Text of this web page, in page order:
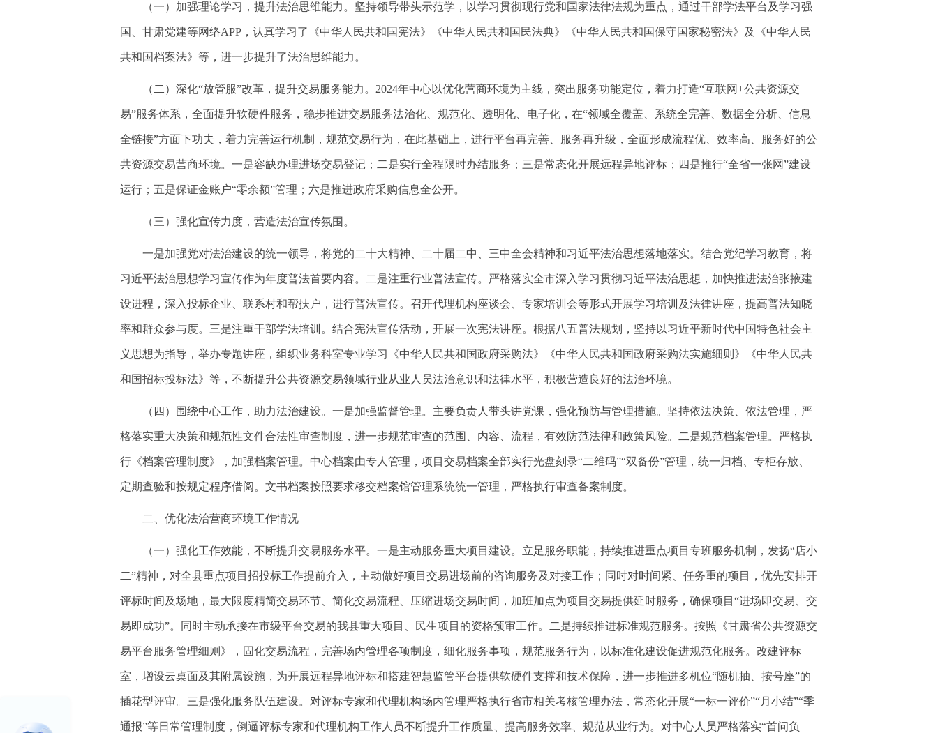
（一）加强理论学习，提升法治思维能力。坚持领导带头示范学，以学习贯彻现行党和国家法律法规为重点，通过干部学法平台及学习强
国、甘肃党建等网络APP，认真学习了《中华人民共和国宪法》《中华人民共和国民法典》《中华人民共和国保守国家秘密法》及《中华人民
共和国档案法》等，进一步提升了法治思维能力。
（二）深化“放管服”改革，提升交易服务能力。2024年中心以优化营商环境为主线，突出服务功能定位，着力打造“互联网+公共资源交
易”服务体系，全面提升软硬件服务，稳步推进交易服务法治化、规范化、透明化、电子化，在“领域全覆盖、系统全完善、数据全分析、信息
全链接”方面下功夫，着力完善运行机制，规范交易行为，在此基础上，进行平台再完善、服务再升级，全面形成流程优、效率高、服务好的公
共资源交易营商环境。一是容缺办理进场交易登记；二是实行全程限时办结服务；三是常态化开展远程异地评标；四是推行“全省一张网”建设
运行；五是保证金账户“零余额”管理；六是推进政府采购信息全公开。
（三）强化宣传力度，营造法治宣传氛围。
一是加强党对法治建设的统一领导，将党的二十大精神、二十届二中、三中全会精神和习近平法治思想落地落实。结合党纪学习教育，将
习近平法治思想学习宣传作为年度普法首要内容。二是注重行业普法宣传。严格落实全市深入学习贯彻习近平法治思想，加快推进法治张掖建
设进程，深入投标企业、联系村和帮扶户，进行普法宣传。召开代理机构座谈会、专家培训会等形式开展学习培训及法律讲座，提高普法知晓
率和群众参与度。三是注重干部学法培训。结合宪法宣传活动，开展一次宪法讲座。根据八五普法规划，坚持以习近平新时代中国特色社会主
义思想为指导，举办专题讲座，组织业务科室专业学习《中华人民共和国政府采购法》《中华人民共和国政府采购法实施细则》《中华人民共
和国招标投标法》等，不断提升公共资源交易领域行业从业人员法治意识和法律水平，积极营造良好的法治环境。
（四）围绕中心工作，助力法治建设。一是加强监督管理。主要负责人带头讲党课，强化预防与管理措施。坚持依法决策、依法管理，严
格落实重大决策和规范性文件合法性审查制度，进一步规范审查的范围、内容、流程，有效防范法律和政策风险。二是规范档案管理。严格执
行《档案管理制度》，加强档案管理。中心档案由专人管理，项目交易档案全部实行光盘刻录“二维码”“双备份”管理，统一归档、专柜存放、
定期查验和按规定程序借阅。文书档案按照要求移交档案馆管理系统统一管理，严格执行审查备案制度。
二、优化法治营商环境工作情况
（一）强化工作效能，不断提升交易服务水平。一是主动服务重大项目建设。立足服务职能，持续推进重点项目专班服务机制，发扬“店小
二”精神，对全县重点项目招投标工作提前介入，主动做好项目交易进场前的咨询服务及对接工作；同时对时间紧、任务重的项目，优先安排开
评标时间及场地，最大限度精简交易环节、简化交易流程、压缩进场交易时间，加班加点为项目交易提供延时服务，确保项目“进场即交易、交
易即成功”。同时主动承接在市级平台交易的我县重大项目、民生项目的资格预审工作。二是持续推进标准规范服务。按照《甘肃省公共资源交
易平台服务管理细则》，固化交易流程，完善场内管理各项制度，细化服务事项，规范服务行为，以标准化建设促进规范化服务。改建评标
室，增设云桌面及其附属设施，为开展远程异地评标和搭建智慧监管平台提供软硬件支撑和技术保障，进一步推进多机位“随机抽、按号座”的
插花型评审。三是强化服务队伍建设。对评标专家和代理机构场内管理严格执行省市相关考核管理办法，常态化开展“一标一评价”“月小结”“季
通报”等日常管理制度，倒逼评标专家和代理机构工作人员不断提升工作质量、提高服务效率、规范从业行为。对中心人员严格落实“首问负